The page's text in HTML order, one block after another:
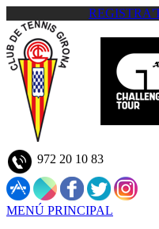
972 20 10 83
MENÚ PRINCIPAL